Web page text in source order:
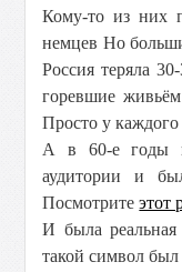
Кому-то из них
немцев Но
Россия теряла
горевшие
Просто у каждого
А в 60-е годы
аудитории и
Посмотритеэтот
И была
такой символ